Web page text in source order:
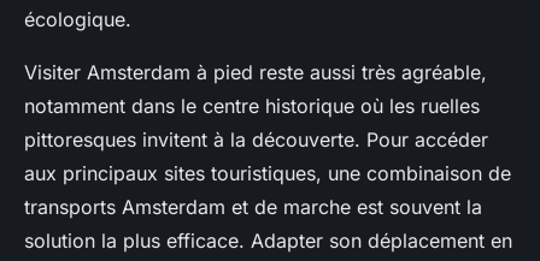
écologique.
Visiter Amsterdam à pied reste aussi très agréable,
notamment dans le centre historique où les ruelles
pittoresques invitent à la découverte. Pour accéder
aux principaux sites touristiques, une combinaison de
transports Amsterdam et de marche est souvent la
solution la plus efficace. Adapter son déplacement en